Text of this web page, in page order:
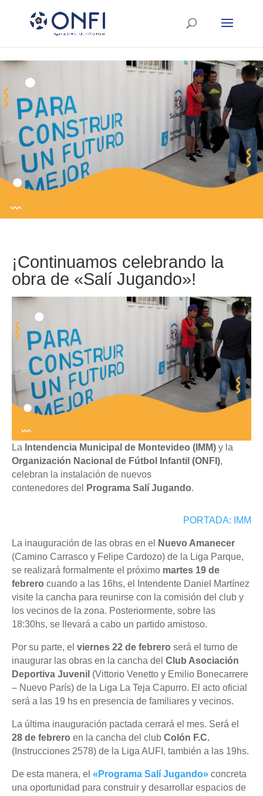
¡Continuamos celebrando la
obra de «Salí Jugando»!
La Intendencia Municipal de Montevideo (IMM) y la
Organización Nacional de Fútbol Infantil (ONFI),
celebran la instalación de nuevos
contenedores del Programa Salí Jugando.
PORTADA: IMM
La inauguración de las obras en el
Nuevo Amanecer
(Camino Carrasco y Felipe Cardozo) de la Liga Parque,
se realizará formalmente el próximo martes 19 de
febrero cuando a las 16hs, el Intendente Daniel Martínez
visite la cancha para reunirse con la comisión del club y
los vecinos de la zona. Posteriormente, sobre las
18:30hs, se llevará a cabo un partido amistoso.
Por su parte, el viernes 22 de febrero será el turno de
inaugurar las obras en la cancha del Club Asociación
Deportiva Juvenil (Vittorio Venetto y Emilio Bonecarrere
– Nuevo París) de la Liga La Teja Capurro. El acto oficial
será a las 19 hs en presencia de familiares y vecinos.
La última inauguración pactada cerrará el mes. Será el
28 de febrero en la cancha del club Colón F.C.
(Instrucciones 2578) de la Liga AUFI, también a las 19hs.
De esta manera, el «Programa Salí Jugando» concreta
una oportunidad para construir y desarrollar espacios de